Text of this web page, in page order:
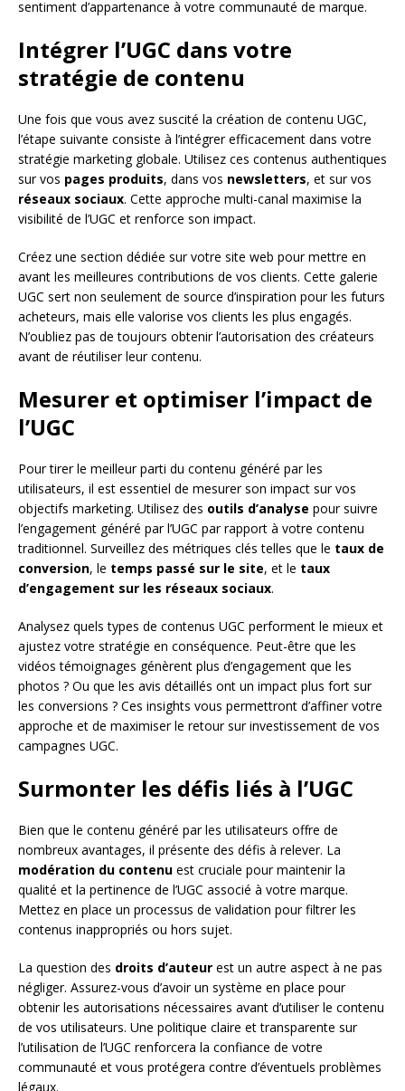
sentiment d’appartenance à votre communauté de marque.
Intégrer l’UGC dans votre
stratégie de contenu
Une fois que vous avez suscité la création de contenu UGC,
l’étape suivante consiste à l’intégrer efficacement dans votre
stratégie marketing globale. Utilisez ces contenus authentiques
sur vos pages produits, dans vos newsletters, et sur vos
réseaux sociaux. Cette approche multi-canal maximise la
visibilité de l’UGC et renforce son impact.
Créez une section dédiée sur votre site web pour mettre en
avant les meilleures contributions de vos clients. Cette galerie
UGC sert non seulement de source d’inspiration pour les futurs
acheteurs, mais elle valorise vos clients les plus engagés.
N’oubliez pas de toujours obtenir l’autorisation des créateurs
avant de réutiliser leur contenu.
Mesurer et optimiser l’impact de
l’UGC
Pour tirer le meilleur parti du contenu généré par les
utilisateurs, il est essentiel de mesurer son impact sur vos
objectifs marketing. Utilisez des outils d’analyse pour suivre
l’engagement généré par l’UGC par rapport à votre contenu
traditionnel. Surveillez des métriques clés telles que le taux de
conversion, le temps passé sur le site, et le taux
d’engagement sur les réseaux sociaux.
Analysez quels types de contenus UGC performent le mieux et
ajustez votre stratégie en conséquence. Peut-être que les
vidéos témoignages génèrent plus d’engagement que les
photos ? Ou que les avis détaillés ont un impact plus fort sur
les conversions ? Ces insights vous permettront d’affiner votre
approche et de maximiser le retour sur investissement de vos
campagnes UGC.
Surmonter les défis liés à l’UGC
Bien que le contenu généré par les utilisateurs offre de
nombreux avantages, il présente des défis à relever. La
modération du contenu est cruciale pour maintenir la
qualité et la pertinence de l’UGC associé à votre marque.
Mettez en place un processus de validation pour filtrer les
contenus inappropriés ou hors sujet.
La question des droits d’auteur est un autre aspect à ne pas
négliger. Assurez-vous d’avoir un système en place pour
obtenir les autorisations nécessaires avant d’utiliser le contenu
de vos utilisateurs. Une politique claire et transparente sur
l’utilisation de l’UGC renforcera la confiance de votre
communauté et vous protégera contre d’éventuels problèmes
légaux.